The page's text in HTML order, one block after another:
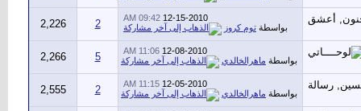
12-15-2010
09:42 AM
بواسطة توم كروز 2
2,226
12-08-2010
11:06 AM
بواسطة ماهرالخالدي 5
2,266
12-05-2010
11:15 AM
بواسطة ماهرالخالدي 2
2,555